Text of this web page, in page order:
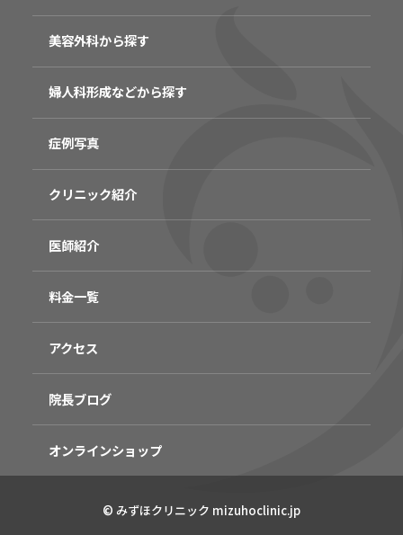
美容外科から探す
婦人科形成などから探す
症例写真
クリニック紹介
医師紹介
料金一覧
アクセス
院長ブログ
オンラインショップ
© みずほクリニック mizuhoclinic.jp
電話
予約
LINE
予約